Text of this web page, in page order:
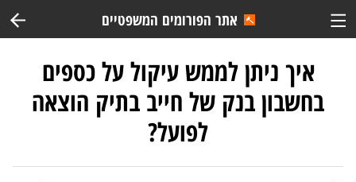
אתר הפורומים המשפטיים
איך ניתן לממש עיקול על כספים
בחשבון בנק של חייב בתיק הוצאה
לפועל?